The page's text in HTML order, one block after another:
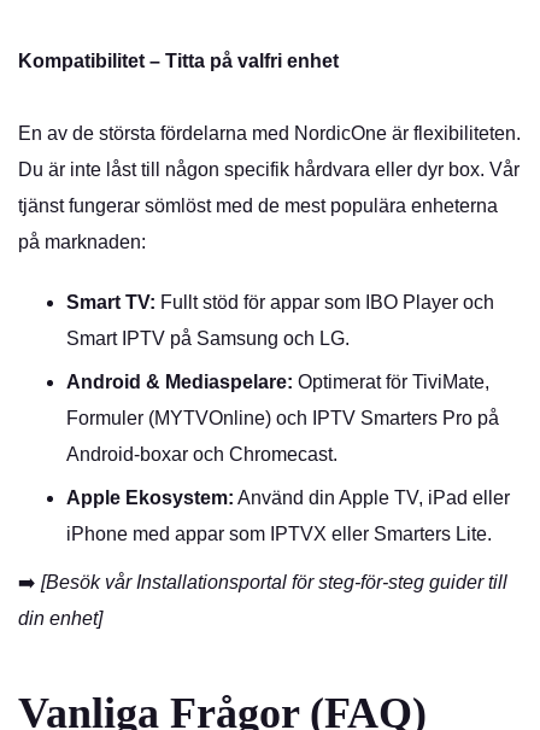
Kompatibilitet – Titta på valfri enhet
En av de största fördelarna med NordicOne är flexibiliteten.
Du är inte låst till någon specifik hårdvara eller dyr box. Vår
tjänst fungerar sömlöst med de mest populära enheterna
på marknaden:
Smart TV: Fullt stöd för appar som IBO Player och
Smart IPTV på Samsung och LG.
Android & Mediaspelare: Optimerat för TiviMate,
Formuler (MYTVOnline) och IPTV Smarters Pro på
Android-boxar och Chromecast.
Apple Ekosystem: Använd din Apple TV, iPad eller
iPhone med appar som IPTVX eller Smarters Lite.
➡️ [Besök vår Installationsportal för steg-för-steg guider till
din enhet]
Vanliga Frågor (FAQ)